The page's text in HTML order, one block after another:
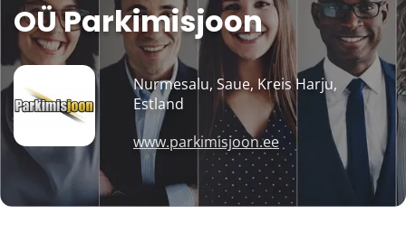
OÜ Parkimisjoon
Nurmesalu, Saue, Kreis Harju,
Estland
www.parkimisjoon.ee